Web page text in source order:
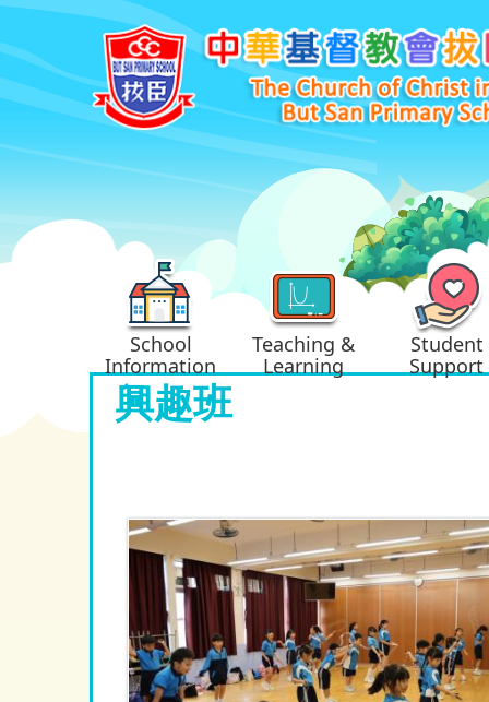
School
Information
Teaching &
Learning
Student
Support
興趣班